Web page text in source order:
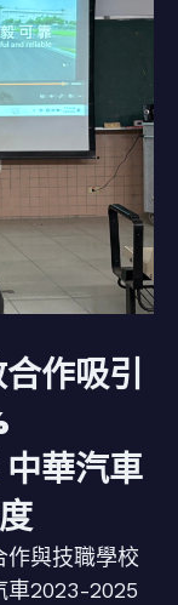
作吸引
華汽車
作與技職學校
車2023-2025